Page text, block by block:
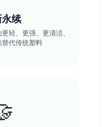
续
轻、更强、更清洁、
代传统塑料